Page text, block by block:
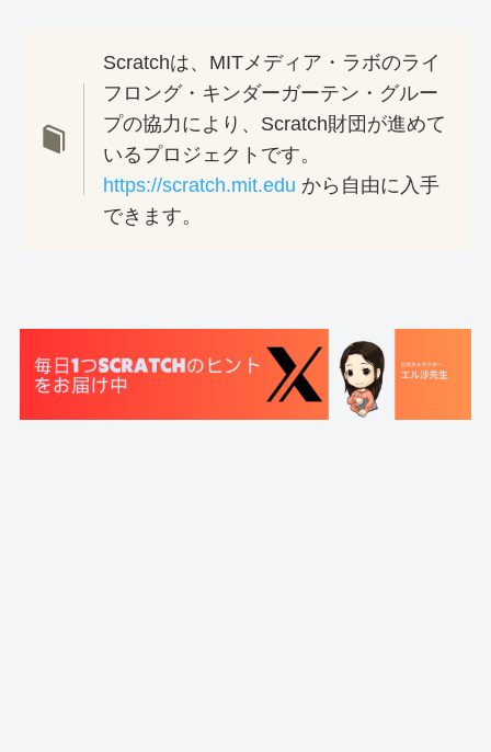
Scratchは、MITメディア・ラボのライ
フロング・キンダーガーテン・グルー
プの協力により、Scratch財団が進めて
いるプロジェクトです。
https://scratch.mit.edu から自由に入手
できます。